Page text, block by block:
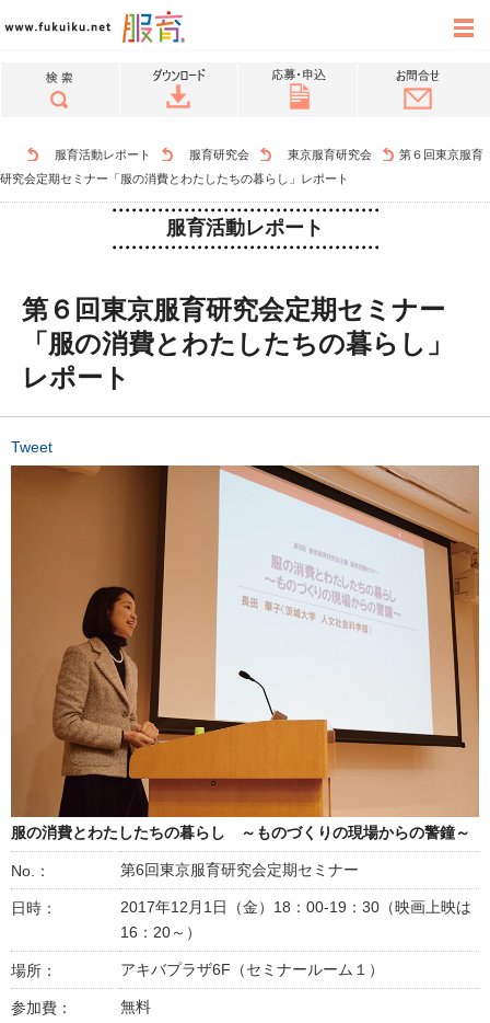
服育活動レポート 服育研究会 東京服育研究会
第６回東京服育
研究会定期セミナー「服の消費とわたしたちの暮らし」レポート
服育活動レポート
第６回東京服育研究会定期セミナー
「服の消費とわたしたちの暮らし」
レポート
Tweet
服の消費とわたしたちの暮らし ～ものづくりの現場からの警鐘～
No.： 第6回東京服育研究会定期セミナー
日時：
2017年12月1日（金）18：00-19：30（映画上映は
16：20～）
場所： アキバプラザ6F（セミナールーム１）
参加費： 無料